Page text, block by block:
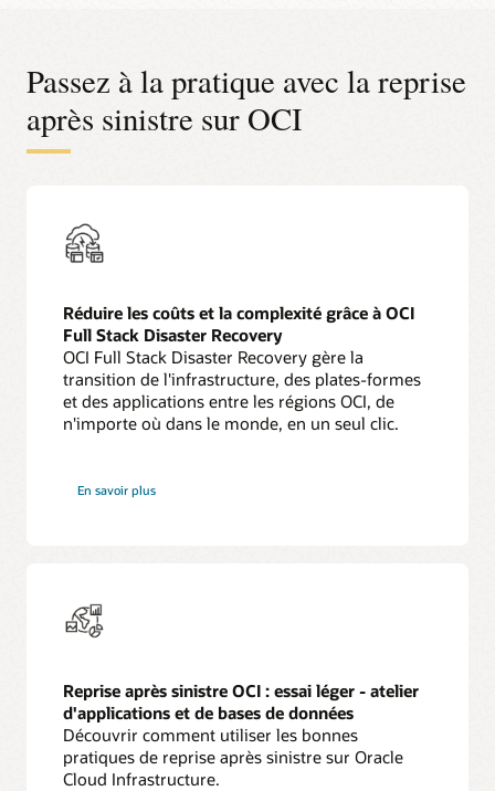
Passez à la pratique avec la reprise
après sinistre sur OCI
Réduire les coûts et la complexité grâce à OCI
Full Stack Disaster Recovery
OCI Full Stack Disaster Recovery gère la
transition de l'infrastructure, des plates-formes
et des applications entre les régions OCI, de
n'importe où dans le monde, en un seul clic.
En savoir plus
Full
Reprise après sinistre OCI : essai léger - atelier
d'applications et de bases de données
Découvrir comment utiliser les bonnes
pratiques de reprise après sinistre sur Oracle
Cloud Infrastructure.